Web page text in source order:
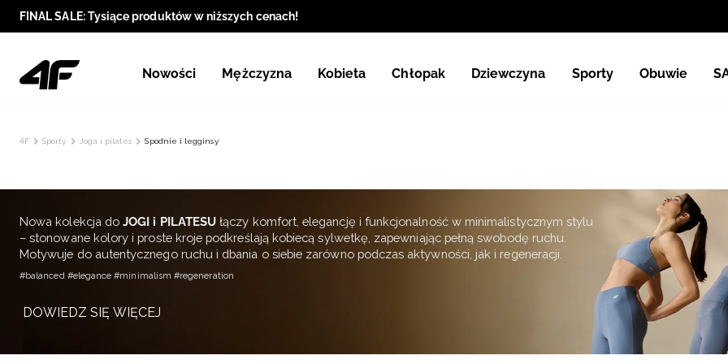
FINAL SALE: Tysiące produktów w niższych cenach!
Nowości Mężczyzna Kobieta Chłopak Dziewczyna Sporty Obuwie
4F Sporty Joga i pilates Spodnie i legginsy
Nowa kolekcja doJOGI i PILATESU łączy komfort, elegancję i funkcjonalność w minimalistycznym stylu
– stonowane kolory i proste kroje podkreślają kobiecą sylwetkę, zapewniając pełną swobodę ruchu.
Motywuje do autentycznego ruchu i dbania o siebie zarówno podczas aktywności, jak i regeneracji.
#balanced #elegance #minimalism #regeneration
DOWIEDZ SIĘ WIĘCEJ